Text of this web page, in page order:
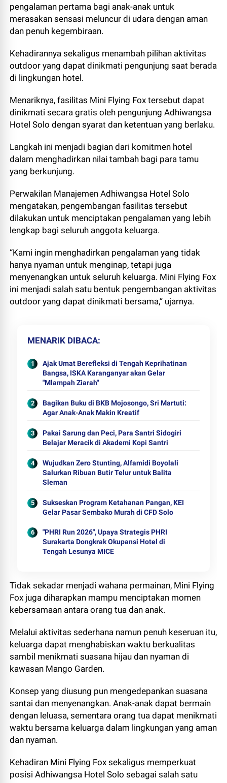
pengalaman pertama bagi anak-anak untuk
merasakan sensasi meluncur di udara dengan aman
dan penuh kegembiraan.
Kehadirannya sekaligus menambah pilihan aktivitas
outdoor yang dapat dinikmati pengunjung saat berada
di lingkungan hotel.
Menariknya, fasilitas Mini Flying Fox tersebut dapat
dinikmati secara gratis oleh pengunjung Adhiwangsa
Hotel Solo dengan syarat dan ketentuan yang berlaku.
Langkah ini menjadi bagian dari komitmen hotel
dalam menghadirkan nilai tambah bagi para tamu
yang berkunjung.
Perwakilan Manajemen Adhiwangsa Hotel Solo
mengatakan, pengembangan fasilitas tersebut
dilakukan untuk menciptakan pengalaman yang lebih
lengkap bagi seluruh anggota keluarga.
“Kami ingin menghadirkan pengalaman yang tidak
hanya nyaman untuk menginap, tetapi juga
menyenangkan untuk seluruh keluarga. Mini Flying Fox
ini menjadi salah satu bentuk pengembangan aktivitas
outdoor yang dapat dinikmati bersama,” ujarnya.
MENARIK DIBACA
Ajak Umat Berefleksi di Tengah Keprihatinan
Bangsa, ISKA Karanganyar akan Gelar
"Mlampah Ziarah"
Bagikan Buku di BKB Mojosongo, Sri Martuti:
Agar Anak-Anak Makin Kreatif
Pakai Sarung dan Peci, Para Santri Sidogiri
Belajar Meracik di Akademi Kopi Santri
Wujudkan Zero Stunting, Alfamidi Boyolali
Salurkan Ribuan Butir Telur untuk Balita
Sleman
Sukseskan Program Ketahanan Pangan, KEI
Gelar Pasar Sembako Murah di CFD Solo
"PHRI Run 2026", Upaya Strategis PHRI
Surakarta Dongkrak Okupansi Hotel di
Tengah Lesunya MICE
Tidak sekadar menjadi wahana permainan, Mini Flying
Fox juga diharapkan mampu menciptakan momen
kebersamaan antara orang tua dan anak.
Melalui aktivitas sederhana namun penuh keseruan itu,
keluarga dapat menghabiskan waktu berkualitas
sambil menikmati suasana hijau dan nyaman di
kawasan Mango Garden.
Konsep yang diusung pun mengedepankan suasana
santai dan menyenangkan. Anak-anak dapat bermain
dengan leluasa, sementara orang tua dapat menikmati
waktu bersama keluarga dalam lingkungan yang aman
dan nyaman.
Kehadiran Mini Flying Fox sekaligus memperkuat
posisi Adhiwangsa Hotel Solo sebagai salah satu